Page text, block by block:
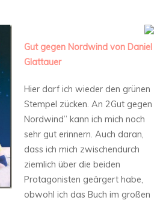
Gut gegen Nordwind von Daniel
Glattauer
Hier darf ich wieder den grünen
Stempel zücken. An 2Gut gegen
Nordwind” kann ich mich noch
sehr gut erinnern. Auch daran,
dass ich mich zwischendurch
ziemlich über die beiden
Protagonisten geärgert habe,
obwohl ich das Buch im großen